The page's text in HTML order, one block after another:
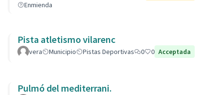
Enmienda
Pista atletismo vilarenc
vera Municipio Pistas Deportivas 0 0 Acceptada
Pulmó del mediterrani.